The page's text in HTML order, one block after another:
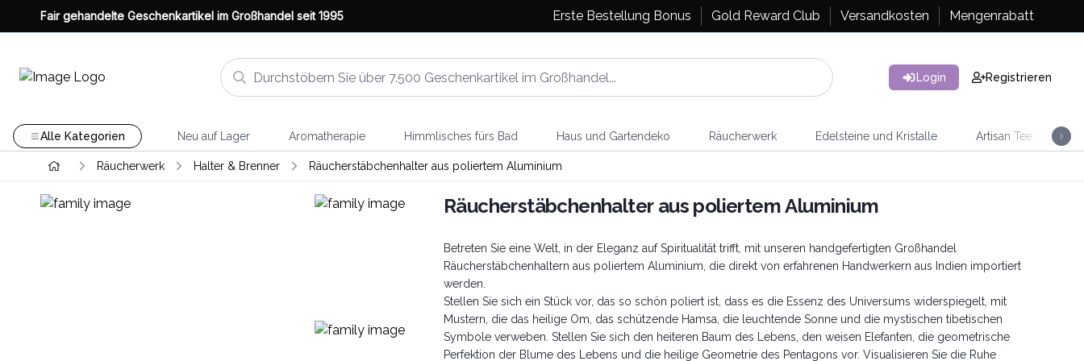
Fair gehandelte Geschenkartikel im Großhandel seit 1995 Erste Bestellung Bonus Gold Reward Club Versandkosten Mengenrabatt
Login Registrieren
Alle Kategorien Neu auf Lager Aromatherapie Himmlisches fürs Bad Haus und Gartendeko Räucherwerk Edelsteine und Kristalle Artisan Tee
Räucherwerk Halter & Brenner Räucherstäbchenhalter aus poliertem Aluminium
Räucherstäbchenhalter aus poliertem Aluminium
Betreten Sie eine Welt, in der Eleganz auf Spiritualität trifft, mit unseren handgefertigten Großhandel
Räucherstäbchenhaltern aus poliertem Aluminium, die direkt von erfahrenen Handwerkern aus Indien importiert
werden.
Stellen Sie sich ein Stück vor, das so schön poliert ist, dass es die Essenz des Universums widerspiegelt, mit
Mustern, die das heilige Om, das schützende Hamsa, die leuchtende Sonne und die mystischen tibetischen
Symbole verweben. Stellen Sie sich den heiteren Baum des Lebens, den weisen Elefanten, die geometrische
Perfektion der Blume des Lebens und die heilige Geometrie des Pentagons vor. Visualisieren Sie die Ruhe